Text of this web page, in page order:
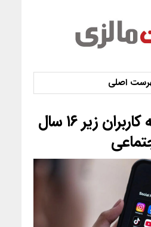
فرصیت یکماهه کاربران زیر ۱۶ سال